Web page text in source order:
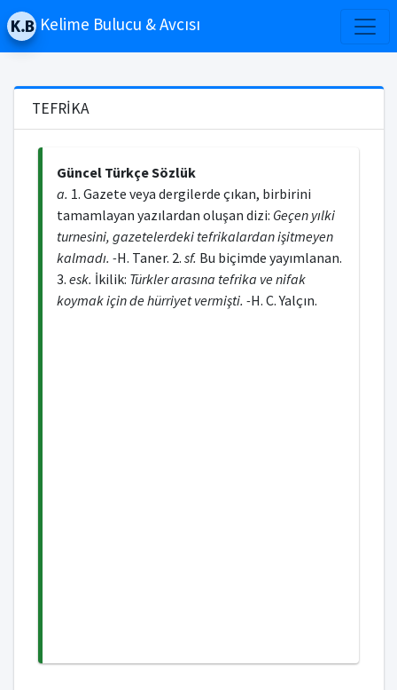
Kelime Bulucu & Avcısı
TEFRİKA
Güncel Türkçe Sözlük
a. 1. Gazete veya dergilerde çıkan, birbirini
tamamlayan yazılardan oluşan dizi: Geçen yılki
turnesini, gazetelerdeki tefrikalardan işitmeyen
kalmadı. -H. Taner. 2. sf. Bu biçimde yayımlanan.
3. esk. İkilik: Türkler arasına tefrika ve nifak
koymak için de hürriyet vermişti. -H. C. Yalçın.